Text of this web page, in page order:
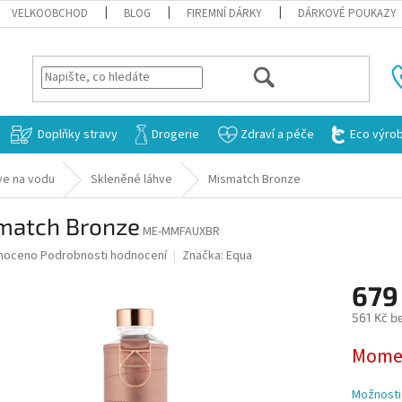
VELKOOBCHOD BLOG FIREMNÍ DÁRKY DÁRKOVÉ POUKAZY
HLEDAT
Doplňky stravy Drogerie Zdraví a péče Eco
na vodu Skleněné láhve Mismatch Bronze
BronzeME-MMFAUXBR
Podrobnosti hodnocení Značka: Equa
561 Kč
cena: